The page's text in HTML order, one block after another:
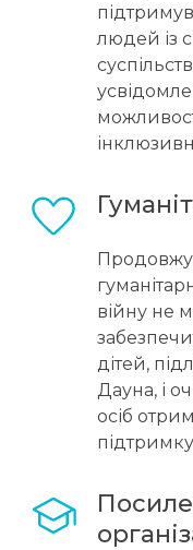
людей із
війну не
дітей,
Дауна, і
осіб